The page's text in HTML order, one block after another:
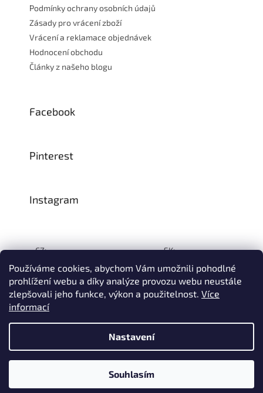
Používáme cookies, abychom Vám umožnili pohodlné
prohlížení webu a díky analýze provozu webu neustále
zlepšovali jeho funkce, výkon a použitelnost. Více
informací
Nastavení
Souhlasím
Na přelomu července a srpna může dojít k určitému zpoždění
dodávek zboží do našeho skladu, a tím i k prodloužení termínu
doručení Vaší objednávky, a to z důvodu celozávodních
dovolených našich slovinských dodavatelů. Děkujeme za
Podmínky ochrany osobních údajů
Zásady pro vrácení zboží
Vrácení a reklamace objednávek
Hodnocení obchodu
Články z našeho blogu
Facebook
Pinterest
Instagram
CZ: SK:
Vytvořil Shoptet
© 1993–2026INTEA SERVICE s.r.o.Všechna práva vyhrazena.